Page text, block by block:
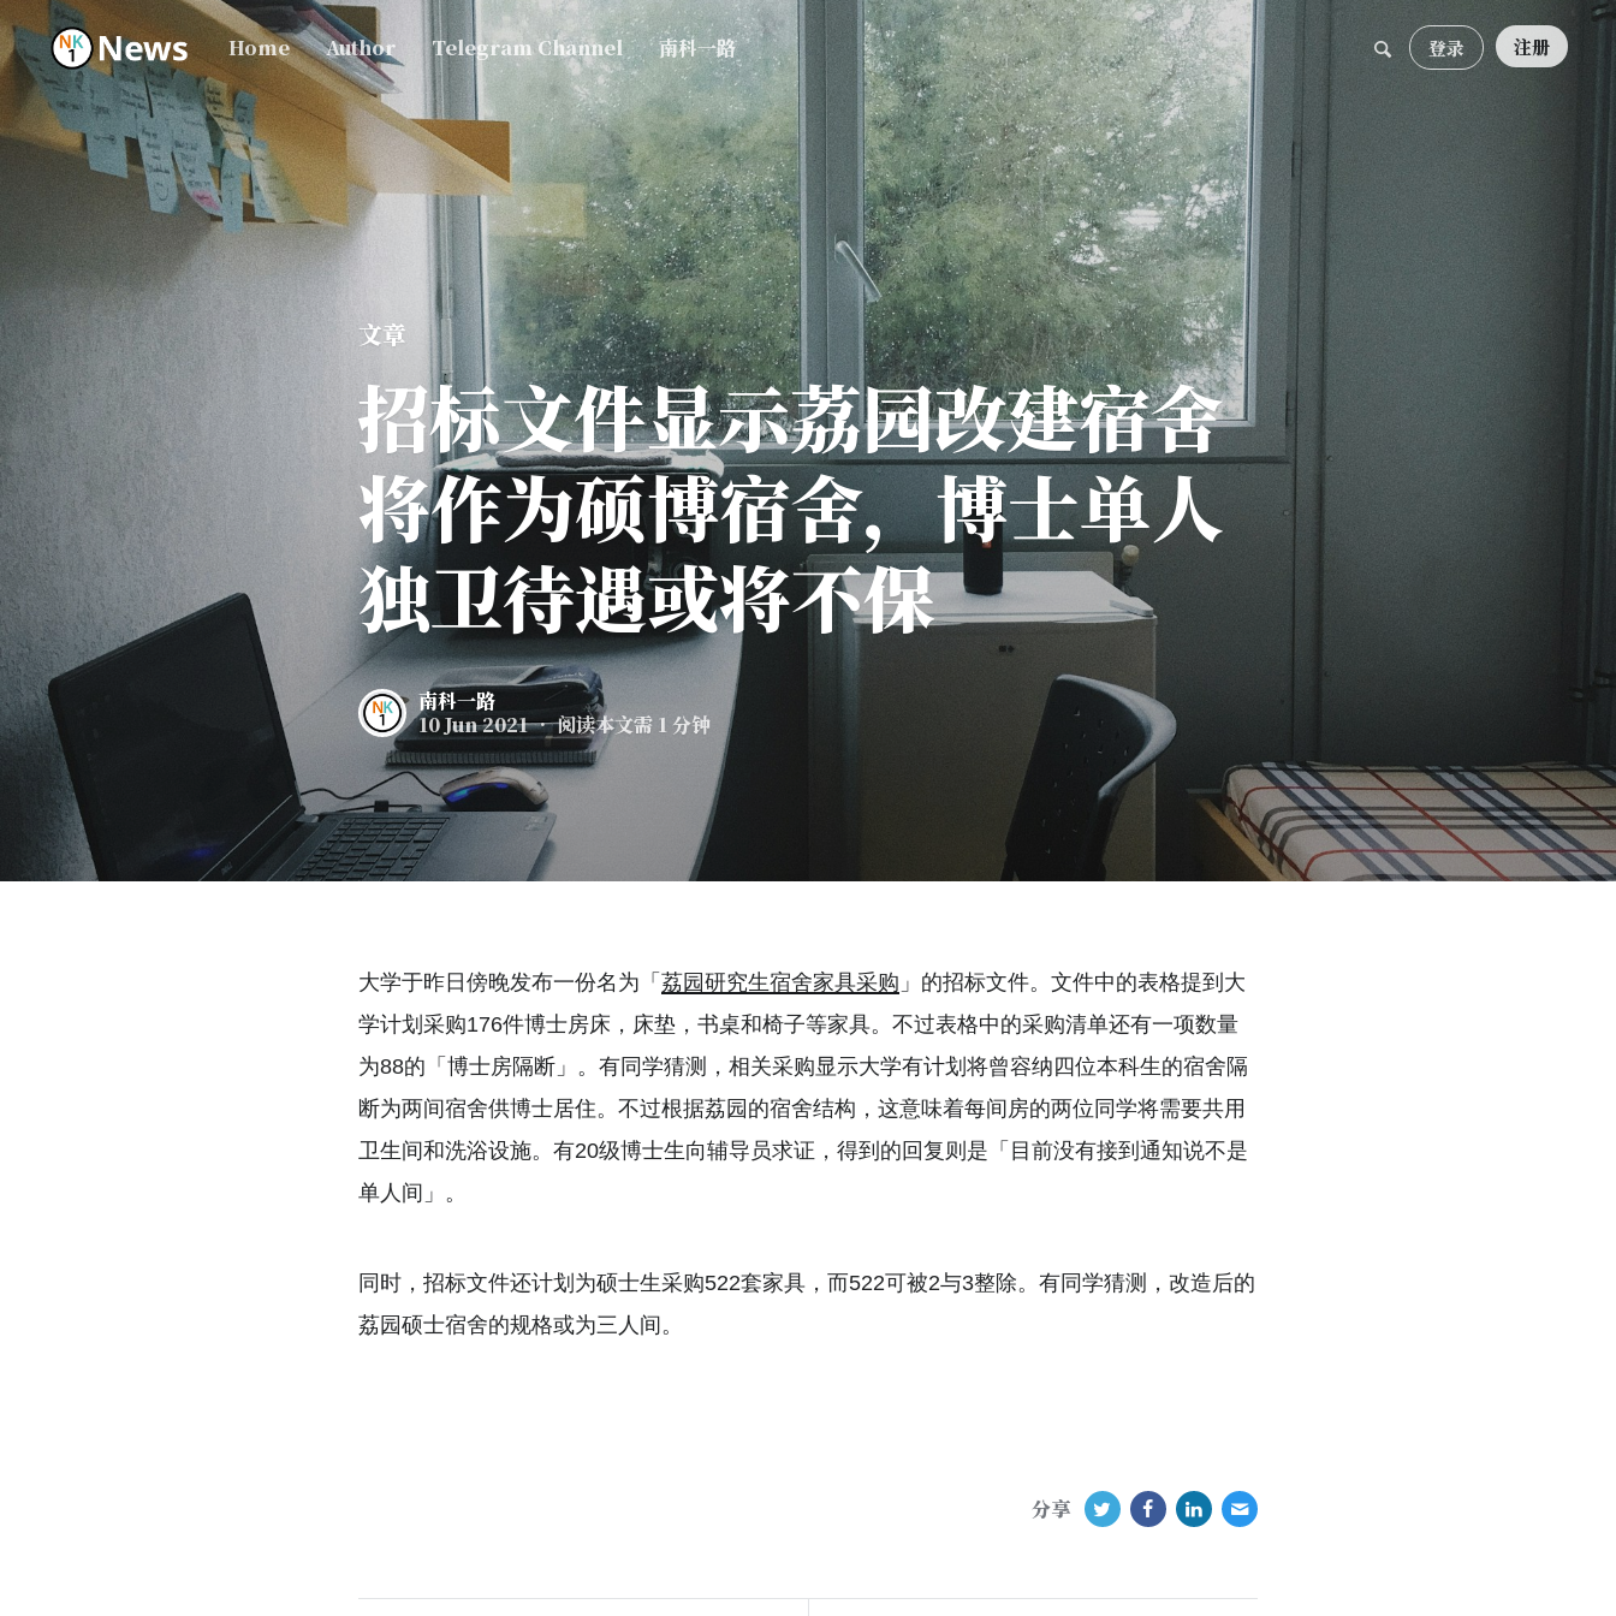
Home Author Telegram Channel 南科一路 登录 注册
文章
招标文件显示荔园改建宿舍
将作为硕博宿舍，博士单人
独卫待遇或将不保
南科一路
10 Jun 2021• 阅读本文需 1 分钟
大学于昨日傍晚发布一份名为「荔园研究生宿舍家具采购 」的招标文件。文件中的表格提到大
学计划采购176件博士房床，床垫，书桌和椅子等家具。不过表格中的采购清单还有一项数量
为88的「博士房隔断」。有同学猜测，相关采购显示大学有计划将曾容纳四位本科生的宿舍隔
断为两间宿舍供博士居住。不过根据荔园的宿舍结构，这意味着每间房的两位同学将需要共用
卫生间和洗浴设施。有20级博士生向辅导员求证，得到的回复则是「目前没有接到通知说不是
单人间」。
同时，招标文件还计划为硕士生采购522套家具，而522可被2与3整除。有同学猜测，改造后的
荔园硕士宿舍的规格或为三人间。
分享